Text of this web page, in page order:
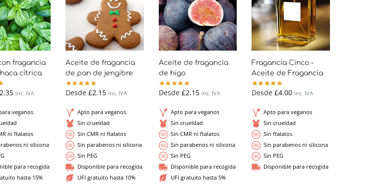
fragancia
cítrica
inc. IVA
veganos
ni ftalatos
ni silicona
para recogida
hasta 15%
Aceite de fragancia
de pan de jengibre
Desde £2.15 inc. IVA
Apto para veganos
Sin crueldad
Sin CMR ni ftalatos
Sin parabenos ni silicona
Sin PEG
Disponible para recogida
UFI gratuito hasta 10%
Aceite de fragancia
de higo
Desde £2.15 inc. IVA
Apto para veganos
Sin crueldad
Sin CMR ni ftalatos
Sin parabenos ni silicona
Sin PEG
Disponible para recogida
UFI gratuito hasta 5%
Fragancia Cinco -
Aceite de Fragancia
Desde £4.00 inc. IVA
Apto para veganos
Sin crueldad
Sin ftalatos
Sin parabenos ni silicona
Sin PEG
Disponible para recogida